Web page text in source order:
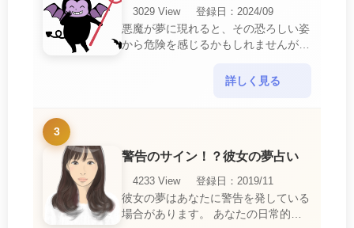
3029 View
登録日：2024/09
悪魔が夢に現れると、その恐ろしい姿
から危険を感じるかもしれませんが、
詳しく見る
3
警告のサイン！？彼女の夢占い
4233 View
登録日：2019/11
彼女の夢はあなたに警告を発している
場合があります。 あなたの日常的な